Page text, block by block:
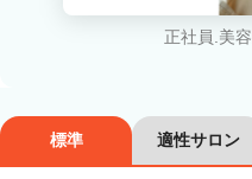
カラーリスト
ネイリスト
講師・インストラクター
正社員.美
標準 適性サロン